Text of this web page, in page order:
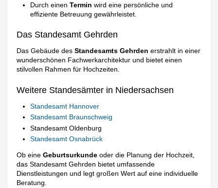
Durch einenTermin wird eine persönliche und
effiziente Betreuung gewährleistet.
Das Standesamt Gehrden
Das Gebäude desStandesamts Gehrden erstrahlt in einer
wunderschönen Fachwerkarchitektur und bietet einen
stilvollen Rahmen für Hochzeiten.
Weitere Standesämter in Niedersachsen
Standesamt Hannover
Standesamt Braunschweig
Standesamt Oldenburg
Standesamt Osnabrück
Ob eineGeburtsurkunde oder die Planung der Hochzeit,
das Standesamt Gehrden bietet umfassende
Dienstleistungen und legt großen Wert auf eine individuelle
Beratung.